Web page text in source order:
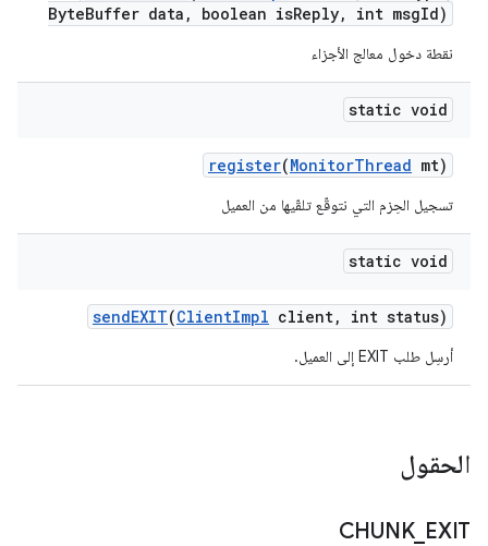
ByteBuffer data , boolean isReply, int msgId)
نقطة دخول معالج الأجزاء
static void
register(MonitorThread mt)
تسجيل الحِزم التي نتوقّع تلقّيها من العميل
static void
sendEXIT(ClientImpl client, int status)
أرسِل طلب EXIT إلى العميل.
الحقول
CHUNK_ EXIT